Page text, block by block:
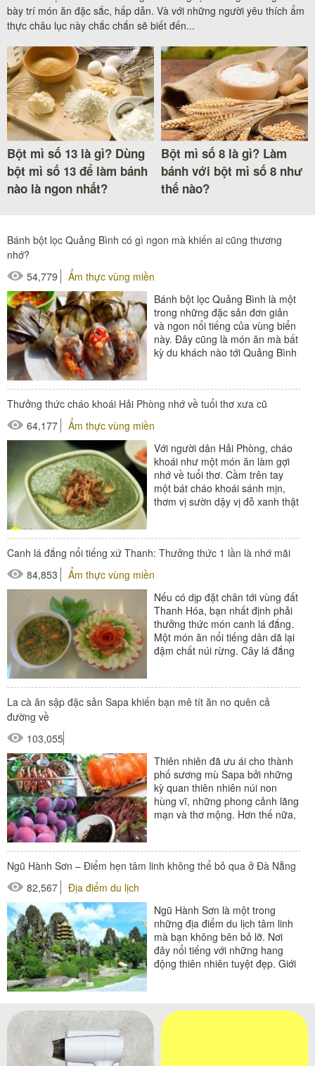
bày trí món ăn đặc sắc, hấp dẫn. Và với những người yêu thích ẩm
thực châu lục này chắc chắn sẽ biết đến...
Bột mì số 13 là gì? Dùng
bột mì số 13 để làm bánh
nào là ngon nhất?
Bột mì số 8 là gì? Làm
bánh với bột mì số 8 như
thế nào?
Bánh bột lọc Quảng Bình có gì ngon mà khiến ai cũng thương
nhớ?
54,779
Ẩm thực vùng miền
Bánh bột lọc Quảng Bình là một
trong những đặc sản đơn giản
và ngon nổi tiếng của vùng biển
này. Đây cũng là món ăn mà bất
kỳ du khách nào tới Quảng Bình
Thưởng thức cháo khoái Hải Phòng nhớ về tuổi thơ xưa cũ
64,177
Ẩm thực vùng miền
Với người dân Hải Phòng, cháo
khoái như một món ăn làm gợi
nhớ về tuổi thơ. Cầm trên tay
một bát cháo khoái sánh mịn,
thơm vị sườn dậy vị đỗ xanh thật
Canh lá đắng nổi tiếng xứ Thanh: Thưởng thức 1 lần là nhớ mãi
84,853
Ẩm thực vùng miền
Nếu có dịp đặt chân tới vùng đất
Thanh Hóa, bạn nhất định phải
thưởng thức món canh lá đắng.
Một món ăn nổi tiếng dân dã lại
đậm chất núi rừng. Cây lá đắng
La cà ăn sập đặc sản Sapa khiến bạn mê tít ăn no quên cả
đường về
103,055
Thiên nhiên đã ưu ái cho thành
phố sương mù Sapa bởi những
kỳ quan thiên nhiên núi non
hùng vĩ, những phong cảnh lãng
mạn và thơ mộng. Hơn thế nữa,
Ngũ Hành Sơn – Điểm hẹn tâm linh không thể bỏ qua ở Đà Nẵng
82,567
Địa điểm du lịch
Ngũ Hành Sơn là một trong
những địa điểm du lịch tâm linh
mà bạn không bên bỏ lỡ. Nơi
đây nổi tiếng với những hang
động thiên nhiên tuyệt đẹp. Giới